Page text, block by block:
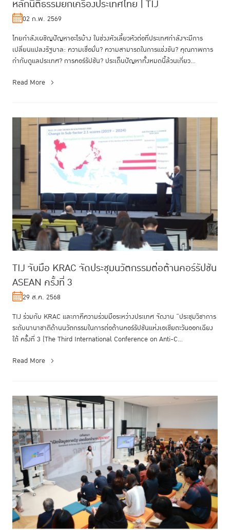
หลักนิติธรรมยกเครื่องประเทศไทย | TIJ
02 ก.พ. 2569
ไทยกำลังเผชิญปัญหาอะไรบ้าง ในช่วงหัวเลี้ยวหัวต่อที่ประเทศกำลังจะมีการ
เปลี่ยนแปลงรัฐบาล: ความเชื่อมั่น? ความสามารถในการแข่งขัน? คุณภาพการ
กำกับดูแลประเทศ? การคอร์รัปชัน? ประเด็นปัญหาทั้งหมดนี้ล้วนเกี่ยว...
Read More
TIJ จับมือ KRAC จัดประชุมนวัตกรรมต่อต้านคอร์รัปชัน
ASEAN ครั้งที่ 3
29 ส.ค. 2568
TIJ ร่วมกับ KRAC และภาคีความร่วมมือระหว่างประเทศ จัดงาน “ประชุมวิชาการ
ระดับนานาชาติด้านนวัตกรรมในการต่อต้านคอร์รัปชันแห่งเอเชียตะวันออกเฉียง
ใต้ ครั้งที่ 3 (The Third International Conference on Anti-C...
Read More